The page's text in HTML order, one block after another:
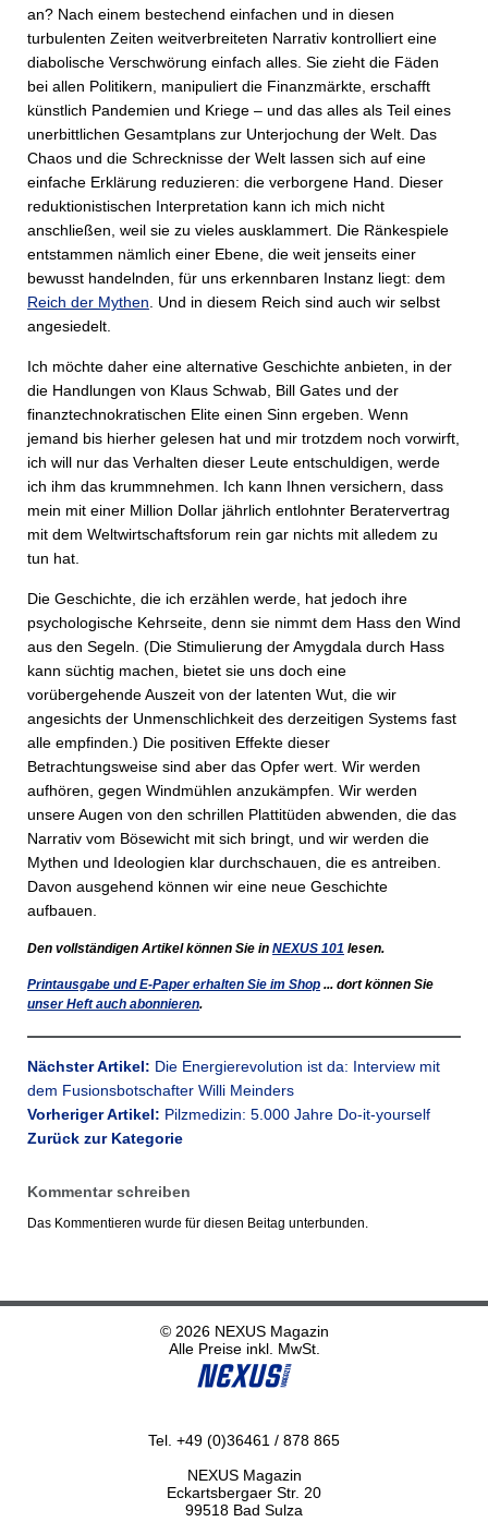
an? Nach einem bestechend einfachen und in diesen
turbulenten Zeiten weitverbreiteten Narrativ kontrolliert eine
diabolische Verschwörung einfach alles. Sie zieht die Fäden
bei allen Politikern, manipuliert die Finanzmärkte, erschafft
künstlich Pandemien und Kriege – und das alles als Teil eines
unerbittlichen Gesamtplans zur Unterjochung der Welt. Das
Chaos und die Schrecknisse der Welt lassen sich auf eine
einfache Erklärung reduzieren: die verborgene Hand. Dieser
reduktionistischen Interpretation kann ich mich nicht
anschließen, weil sie zu vieles ausklammert. Die Ränkespiele
entstammen nämlich einer Ebene, die weit jenseits einer
bewusst handelnden, für uns erkennbaren Instanz liegt: dem
Reich der Mythen . Und in diesem Reich sind auch wir selbst
angesiedelt.
Ich möchte daher eine alternative Geschichte anbieten, in der
die Handlungen von Klaus Schwab, Bill Gates und der
finanztechnokratischen Elite einen Sinn ergeben. Wenn
jemand bis hierher gelesen hat und mir trotzdem noch vorwirft,
ich will nur das Verhalten dieser Leute entschuldigen, werde
ich ihm das krummnehmen. Ich kann Ihnen versichern, dass
mein mit einer Million Dollar jährlich entlohnter Beratervertrag
mit dem Weltwirtschaftsforum rein gar nichts mit alledem zu
tun hat.
Die Geschichte, die ich erzählen werde, hat jedoch ihre
psychologische Kehrseite, denn sie nimmt dem Hass den Wind
aus den Segeln. (Die Stimulierung der Amygdala durch Hass
kann süchtig machen, bietet sie uns doch eine
vorübergehende Auszeit von der latenten Wut, die wir
angesichts der Unmenschlichkeit des derzeitigen Systems fast
alle empfinden.) Die positiven Effekte dieser
Betrachtungsweise sind aber das Opfer wert. Wir werden
aufhören, gegen Windmühlen anzukämpfen. Wir werden
unsere Augen von den schrillen Plattitüden abwenden, die das
Narrativ vom Bösewicht mit sich bringt, und wir werden die
Mythen und Ideologien klar durchschauen, die es antreiben.
Davon ausgehend können wir eine neue Geschichte
aufbauen.
Den vollständigen Artikel können Sie in NEXUS 101 lesen.
Printausgabe und E-Paper erhalten Sie im Shop ... dort können Sie
unser Heft auch abonnieren.
Nächster Artikel: Die Energierevolution ist da: Interview mit
dem Fusionsbotschafter Willi Meinders
Vorheriger Artikel: Pilzmedizin: 5.000 Jahre Do-it-yourself
Zurück zur Kategorie
Kommentar schreiben
Das Kommentieren wurde für diesen Beitag unterbunden.
© 2026 NEXUS Magazin
Alle Preise inkl. MwSt.
Tel. +49 (0)36461 / 878 865
NEXUS Magazin
Eckartsbergaer Str. 20
99518 Bad Sulza